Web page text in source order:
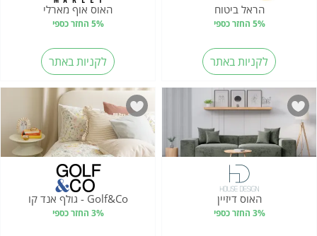
הראל ביטוח
5% החזר כספי
לקניות באתר
האוס אוף מארלי
5% החזר כספי
לקניות באתר
האוס דיזיין
3% החזר כספי
Golf&Co - גולף אנד קו
3% החזר כספי